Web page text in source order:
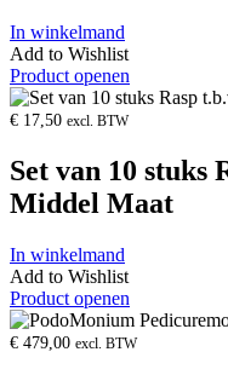
In winkelmand
Add to Wishlist
Product openen
€ 17,50 excl. BTW
Set van 10 stuks
Middel Maat
In winkelmand
Add to Wishlist
Product openen
€ 479,00 excl. BTW